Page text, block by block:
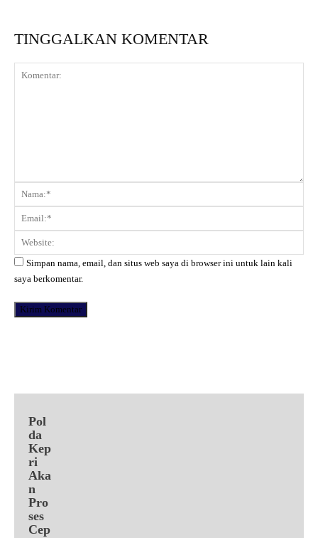
TINGGALKAN KOMENTAR
Komentar:
Simpan nama, email, dan situs web saya di browser ini untuk lain kali
saya berkomentar.
Pol
da
Kep
ri
Aka
n
Pro
ses
Cep